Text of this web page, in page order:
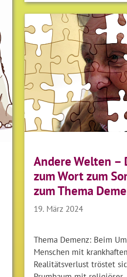
Andere Welten –
zum Wort zum
zum Thema
19. März 2024
Thema Demenz: Beim
Menschen mit
Realitätsverlust tröstet